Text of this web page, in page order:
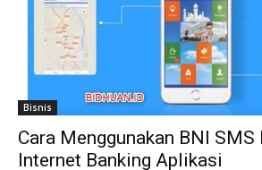
Bisnis
Cara Menggunakan BNI SMS
Internet Banking Aplikasi